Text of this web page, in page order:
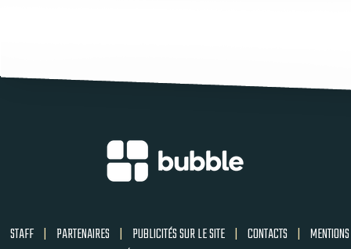
STAFF | PARTENAIRES | PUBLICITÉS SUR LE SITE | CONTACTS | MENTIONS